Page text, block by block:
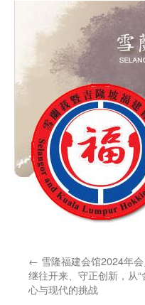
← 雪隆福建会馆2024年
继往开来、守正创新，从“
心与现代的挑战